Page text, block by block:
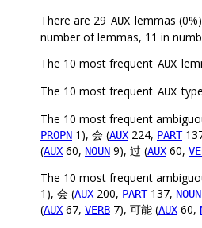
There are 29 AUX lemmas
number of lemmas, 11 in
The 10 most frequent AUX
The 10 most frequent AUX
The 10 most frequent
PROPN 1), 会 (AUX 224, PART
(AUX 60, NOUN 9), 过 (AUX 60,
The 10 most frequent
1), 会 (AUX 200, PART137, NOUN
(AUX 67, VERB 7), 可能 (AUX 60,